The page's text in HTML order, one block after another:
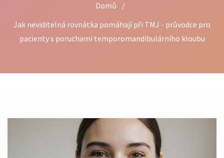
Domů
/
Jak neviditelná rovnátka pomáhají při TMJ - průvodce pro
pacienty s poruchami temporomandibulárního kloubu